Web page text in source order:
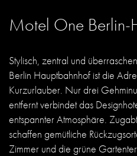
Motel One Berlin-
Stylisch, zentral und
Berlin Hauptbahnhof ist die
Kurzurlauber. Nur drei
entfernt verbindet das
entspannter Atmosphäre.
schaffen gemütliche
Zimmer und die grüne